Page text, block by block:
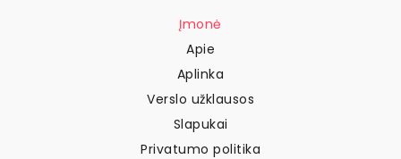
Įmonė
Apie
Aplinka
Verslo užklausos
Slapukai
Privatumo politika